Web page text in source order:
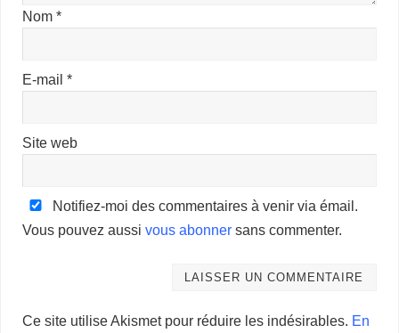
Nom*
E-mail*
Site web
Notifiez-moi des commentaires à venir via émail.
Vous pouvez aussivous abonner sans commenter.
Ce site utilise Akismet pour réduire les indésirables. En